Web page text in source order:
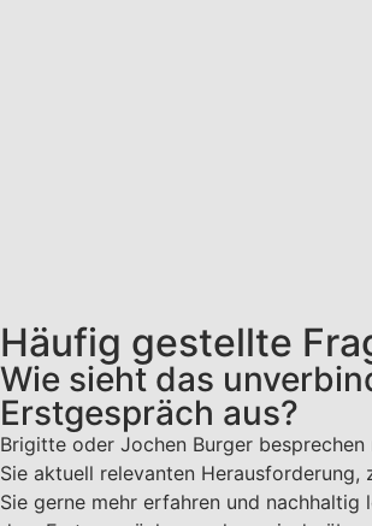
Häufig gestellte
Wie sieht das
Erstgespräch aus?
Brigitte oder Jochen Burger
Sie aktuell relevanten Herausforderung,
Sie gerne mehr erfahren und nachhaltig